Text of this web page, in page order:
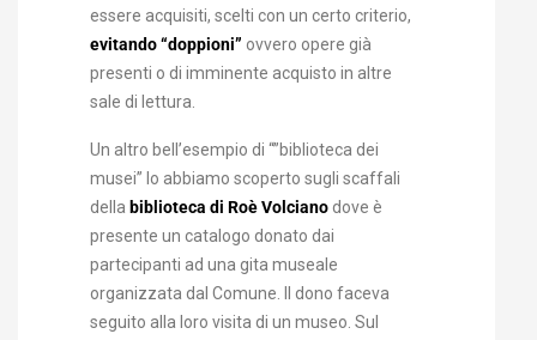
essere acquisiti, scelti con un certo criterio,
evitando “doppioni” ovvero opere già
presenti o di imminente acquisto in altre
sale di lettura.
Un altro bell’esempio di “”biblioteca dei
musei” lo abbiamo scoperto sugli scaffali
della biblioteca di Roè Volciano dove è
presente un catalogo donato dai
partecipanti ad una gita museale
organizzata dal Comune. Il dono faceva
seguito alla loro visita di un museo. Sul